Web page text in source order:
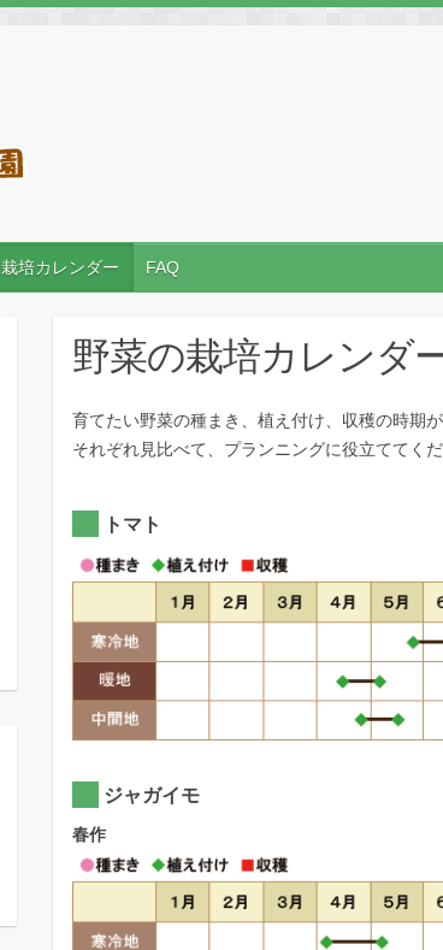
栽培カレンダー FAQ
野菜の栽培カレンダ
育てたい野菜の種まき、植え付け、収穫の時期
それぞれ見比べて、プランニングに役立ててくだ
トマト
ジャガイモ
春作